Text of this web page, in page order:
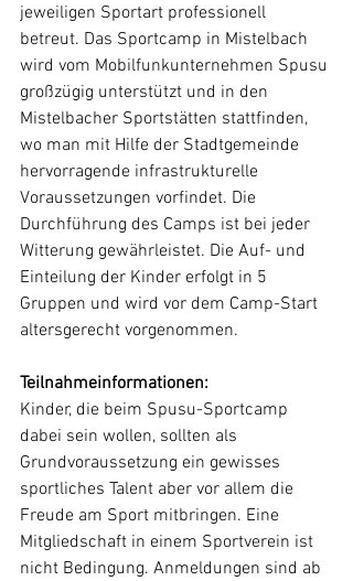
jeweiligen Sportart professionell
betreut. Das Sportcamp in Mistelbach
wird vom Mobilfunkunternehmen Spusu
großzügig unterstützt und in den
Mistelbacher Sportstätten stattfinden,
wo man mit Hilfe der Stadtgemeinde
hervorragende infrastrukturelle
Voraussetzungen vorfindet. Die
Durchführung des Camps ist bei jeder
Witterung gewährleistet. Die Auf- und
Einteilung der Kinder erfolgt in 5
Gruppen und wird vor dem Camp-Start
altersgerecht vorgenommen.
Teilnahmeinformationen:
Kinder, die beim Spusu-Sportcamp
dabei sein wollen, sollten als
Grundvoraussetzung ein gewisses
sportliches Talent aber vor allem die
Freude am Sport mitbringen. Eine
Mitgliedschaft in einem Sportverein ist
nicht Bedingung. Anmeldungen sind ab